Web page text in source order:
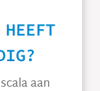
aan